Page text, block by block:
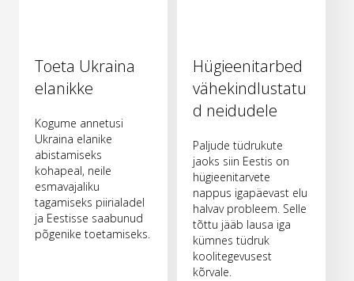
Toeta Ukraina
elanikke
Kogume annetusi
Ukraina elanike
abistamiseks
kohapeal, neile
esmavajaliku
tagamiseks piirialadel
ja Eestisse saabunud
põgenike toetamiseks.
Hügieenitarbed
vähekindlustatu
d neidudele
Paljude tüdrukute
jaoks siin Eestis on
hügieenitarvete
nappus igapäevast elu
halvav probleem. Selle
tõttu jääb lausa iga
kümnes tüdruk
koolitegevusest
kõrvale.